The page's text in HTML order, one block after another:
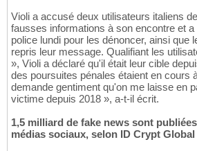
Violi a accusé deux utilisateurs italiens
fausses informations à son encontre et
police lundi pour les dénoncer, ainsi que
repris leur message. Qualifiant les
», Violi a déclaré qu'il était leur cible
des poursuites pénales étaient en cours
demande gentiment qu'on me laisse en
victime depuis 2018 », a-t-il écrit.
1,5 milliard de fake news sont
médias sociaux, selon ID Crypt Global